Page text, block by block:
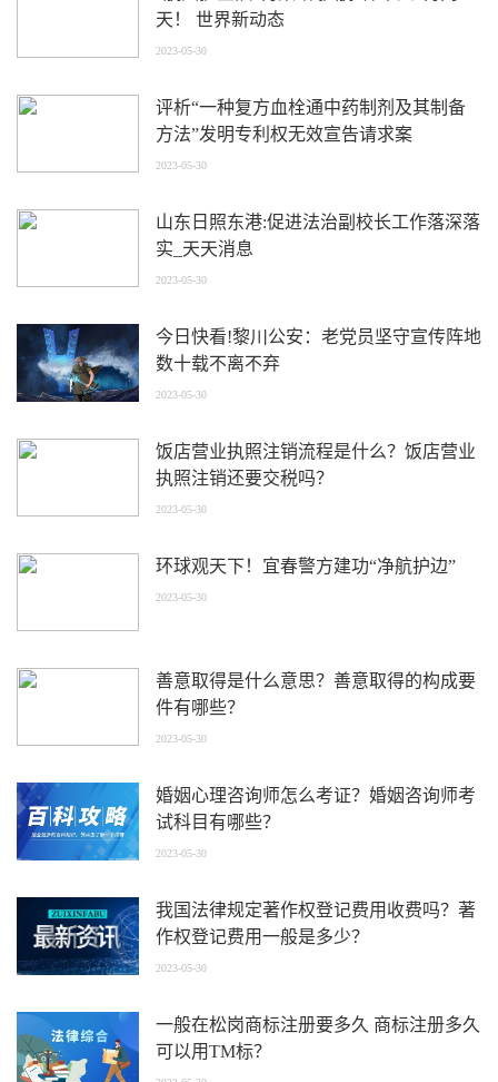
天！ 世界新动态
2023-05-30
评析“一种复方血栓通中药制剂及其制备
方法”发明专利权无效宣告请求案
2023-05-30
山东日照东港:促进法治副校长工作落深落
实_天天消息
2023-05-30
今日快看!黎川公安：老党员坚守宣传阵地
数十载不离不弃
2023-05-30
饭店营业执照注销流程是什么？饭店营业
执照注销还要交税吗？
2023-05-30
环球观天下！宜春警方建功“净航护边”
2023-05-30
善意取得是什么意思？善意取得的构成要
件有哪些？
2023-05-30
婚姻心理咨询师怎么考证？婚姻咨询师考
试科目有哪些？
2023-05-30
我国法律规定著作权登记费用收费吗？著
作权登记费用一般是多少？
2023-05-30
一般在松岗商标注册要多久 商标注册多久
可以用TM标？